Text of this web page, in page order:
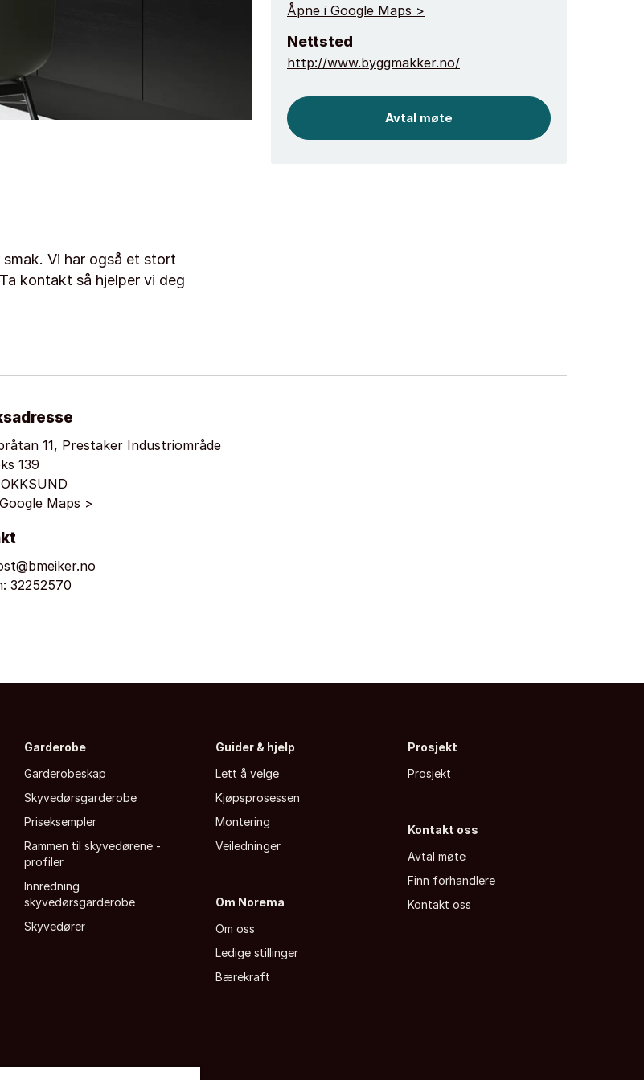
Åpne i Google Maps >
Nettsted
http://www.byggmakker.no/
Avtal møte
Vi har også et stort
kontakt så hjelper vi deg
11, Prestaker Industriområde
139
Maps >
32252570
Garderobe
Garderobeskap
Skyvedørsgarderobe
Priseksempler
Rammen til skyvedørene -
profiler
Innredning
skyvedørsgarderobe
Skyvedører
Guider & hjelp
Lett å velge
Kjøpsprosessen
Montering
Veiledninger
Om Norema
Om oss
Ledige stillinger
Bærekraft
Prosjekt
Prosjekt
Kontakt oss
Avtal møte
Finn forhandlere
Kontakt oss